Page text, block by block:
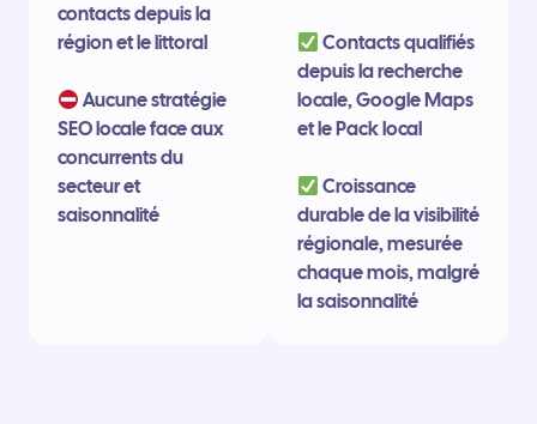
contacts depuis la
région et le littoral
Aucune stratégie
SEO locale face aux
concurrents du
secteur et
saisonnalité
Contacts qualifiés
depuis la recherche
locale, Google Maps
et le Pack local
Croissance
durable de la visibilité
régionale, mesurée
chaque mois, malgré
la saisonnalité